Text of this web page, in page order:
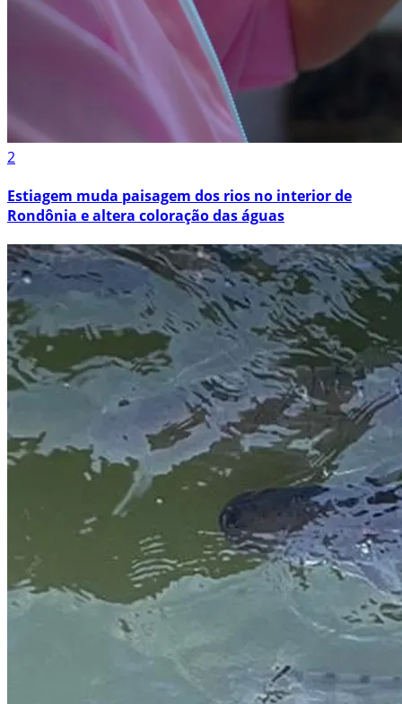
2
Estiagem muda paisagem dos rios no interior de
Rondônia e altera coloração das águas